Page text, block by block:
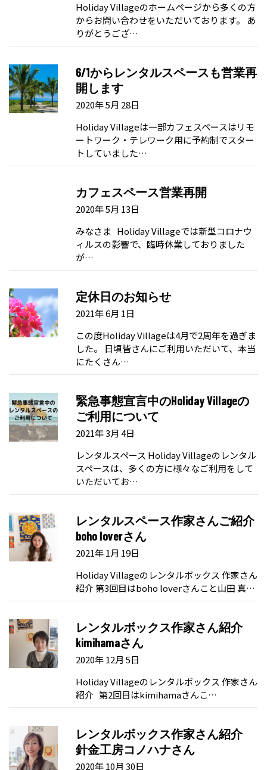
Holiday Villageのホームページから多くの方
からお問い合わせをいただいております。 あ
りがとうござ…
6/1からレンタルスペースも営業再
開します
2020年 5月 28日
Holiday Villageは一部カフェスペースはリモ
ートワーク・テレワーク用に予約制でスター
トしていました…
カフェスペース営業再開
2020年 5月 13日
みなさま Holiday Villageでは新型コロナウ
ィルスの影響で、臨時休業しておりました
が…
定休日のお知らせ
2021年 6月 1日
この度Holiday Villageは4月で2周年を過ぎま
した。 日頃皆さんにご利用いただいて、本当
にたくさん…
緊急事態宣言中のHoliday Villageの
ご利用について
2021年 3月 4日
レンタルスペース Holiday Villageのレンタル
スペースは、多くの方に様々なご利用をして
いただいてお…
レンタルスペース作家さんご紹介
boho loverさん
2021年 1月 19日
Holiday Villageのレンタルボックス 作家さん
紹介 第3回目はboho loverさんこと山田 真…
レンタルボックス作家さん紹介
kimihamaさん
2020年 12月 5日
Holiday Villageのレンタルボックス 作家さん
紹介 第2回目はkimihamaさんこ…
レンタルボックス作家さん紹介
針金工房コノハナさん
2020年 10月 30日